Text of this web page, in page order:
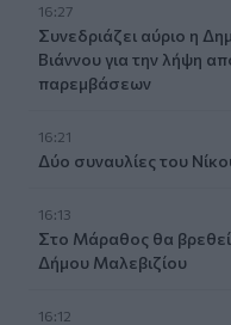
16:27
Συνεδριάζει αύριο η
Βιάννου για την λήψη
παρεμβάσεων
16:21
Δύο συναυλίες του
16:13
Στο Μάραθος θα
Δήμου Μαλεβιζίου
16:12